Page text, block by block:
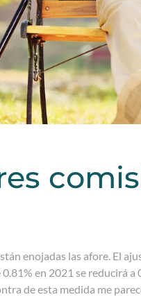
enojadas las afore. El
en 2021 se reducirá
de esta medida me